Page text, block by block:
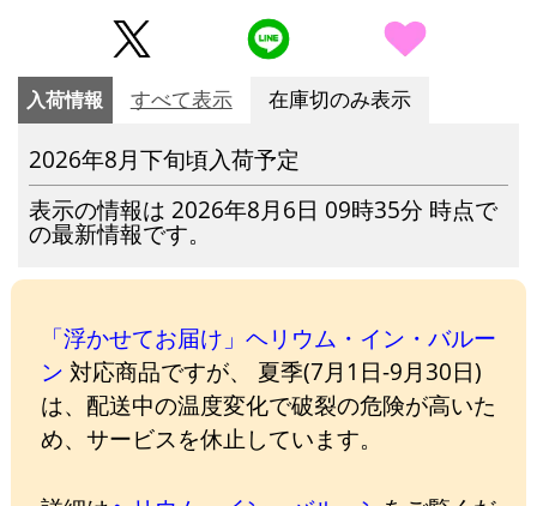
入荷情報 すべて表示 在庫切のみ表示
2026年8月下旬頃入荷予定
表示の情報は 2026年8月6日 09時35分 時点で
の最新情報です。
「浮かせてお届け」ヘリウム・イン・バルー
ン 対応商品ですが、 夏季(7月1日-9月30日)
は、配送中の温度変化で破裂の危険が高いた
め、サービスを休止しています。